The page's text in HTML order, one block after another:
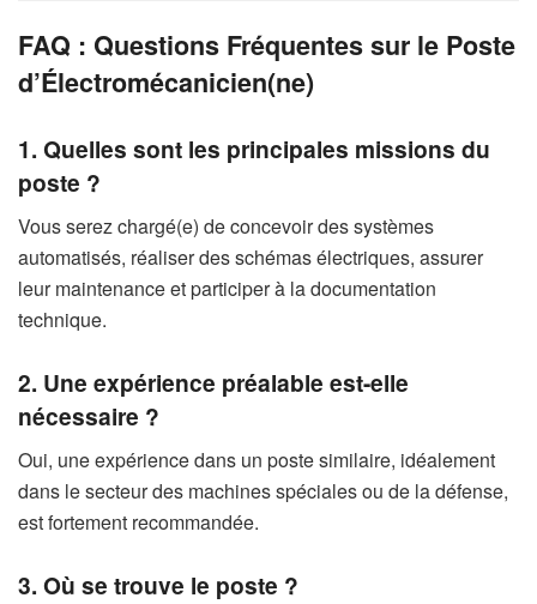
FAQ : Questions Fréquentes sur le Poste
d’Électromécanicien(ne)
1. Quelles sont les principales missions du
poste ?
Vous serez chargé(e) de concevoir des systèmes
automatisés, réaliser des schémas électriques, assurer
leur maintenance et participer à la documentation
technique.
2. Une expérience préalable est-elle
nécessaire ?
Oui, une expérience dans un poste similaire, idéalement
dans le secteur des machines spéciales ou de la défense,
est fortement recommandée.
3. Où se trouve le poste ?